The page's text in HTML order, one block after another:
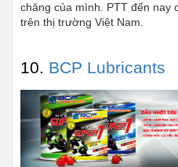
chăng của mình. PTT đến nay
trên thị trường Việt Nam.
10. BCP Lubricants